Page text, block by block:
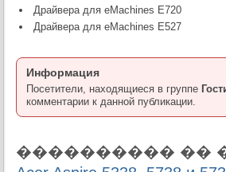
Драйвера для eMachines E720
Драйвера для eMachines E527
Информация
Посетители, находящиеся в группе
комментарии к данной публикации.
���������� ��